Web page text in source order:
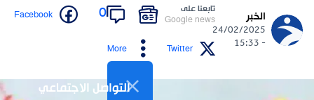
الخبر
24/02/2025
- 15:33
تابعنا على
Google news
0
Facebook
Twitter
More
التواصل الاجتماعي